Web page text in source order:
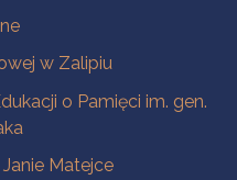
w Zalipiu
o Pamięci im. gen.
Matejce